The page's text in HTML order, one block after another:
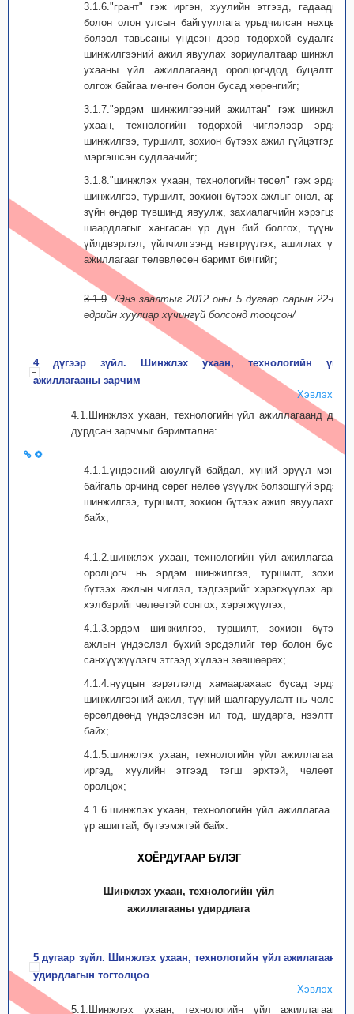
3.1.6."грант" гэж иргэн, хуулийн этгээд, гадаадын
болон олон улсын байгууллага урьдчилсан нөхцөл,
болзол тавьсаны үндсэн дээр тодорхой судалгаа,
шинжилгээний ажил явуулах зориулалтаар шинжлэх
ухааны үйл ажиллагаанд оролцогчдод буцалтгүй
олгож байгаа мөнгөн болон бусад хөрөнгийг;
3.1.7."эрдэм шинжилгээний ажилтан" гэж шинжлэх
ухаан, техно­ло­гийн тодорхой чиглэлээр эрдэм
шинжилгээ, туршилт, зохион бүтээх ажил гүйцэтгэдэг
мэргэшсэн судлаачийг;
3.1.8."шинжлэх ухаан, технологийн төсөл" гэж эрдэм
шинжилгээ, туршилт, зохион бүтээх ажлыг онол, арга
зүйн өндөр түвшинд явуулж, захиалагчийн хэрэгцээ,
шаардлагыг хангасан үр дүн бий болгох, түүнийг
үйлдвэрлэл, үйлчилгээнд нэвтрүүлэх, ашиглах үйл
ажиллагааг төлөвлөсөн баримт бичгийг;
3.1.9./Энэ заалтыг 2012 оны 5 дугаар сарын 22-ны
өдрийн хуулиар хүчингүй болсонд тооцсон/
4 дүгээр зүйл. Шинжлэх ухаан, технологийн үйл
ажиллагааны зарчим
Хэвлэх
4.1.Шинжлэх ухаан, технологийн үйл ажиллагаанд дор
дурдсан зарчмыг баримтална:
4.1.1.үндэсний аюулгүй байдал, хүний эрүүл мэнд,
байгаль орчинд сөрөг нөлөө үзүүлж болзошгүй эрдэм
шинжилгээ, туршилт, зохион бүтээх ажил явуулахгүй
байх;
4.1.2.шинжлэх ухаан, технологийн үйл ажиллагаанд
оролцогч нь эрдэм шинжилгээ, туршилт, зохион
бүтээх ажлын чиглэл, тэдгээрийг хэрэгжүүлэх арга,
хэлбэрийг чөлөөтэй сонгох, хэрэгжүүлэх;
4.1.3.эрдэм шинжилгээ, туршилт, зохион бүтээх
ажлын үндэслэл бүхий эрсдэлийг төр болон бусад
санхүүжүүлэгч этгээд хүлээн зөвшөөрөх;
4.1.4.нууцын зэрэглэлд хамаарахаас бусад эрдэм
шинжилгээний ажил, түүний шалгаруулалт нь чөлөөт
өрсөлдөөнд үндэслэсэн ил тод, шударга, нээлттэй
байх;
4.1.5.шинжлэх ухаан, технологийн үйл ажиллагаанд
иргэд, хуулийн этгээд тэгш эрхтэй, чөлөөтэй
оролцох;
4.1.6.шинжлэх ухаан, технологийн үйл ажиллагаа нь
үр ашигтай, бүтээмжтэй байх.
ХОЁРДУГААР БҮЛЭГ
Шинжлэх ухаан, технологийн үйл
ажиллагааны удирдлага
5 дугаар зүйл. Шинжлэх ухаан, технологийн үйл ажилагааны
удирдлагын тогтолцоо
Хэвлэх
5.1.Шинжлэх ухаан, технологийн үйл ажил­лагааны